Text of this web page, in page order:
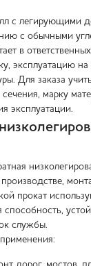
с легирующими
с обычными
в ответственных
эксплуатацию
Для заказа
марку
эксплуатации.
производстве,
прокат
службы.